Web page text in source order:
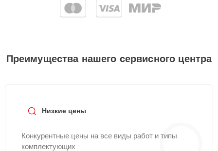
Преимущества нашего сервисного центра
Низкие цены
Конкурентные цены на все виды работ и типы
комплектующих